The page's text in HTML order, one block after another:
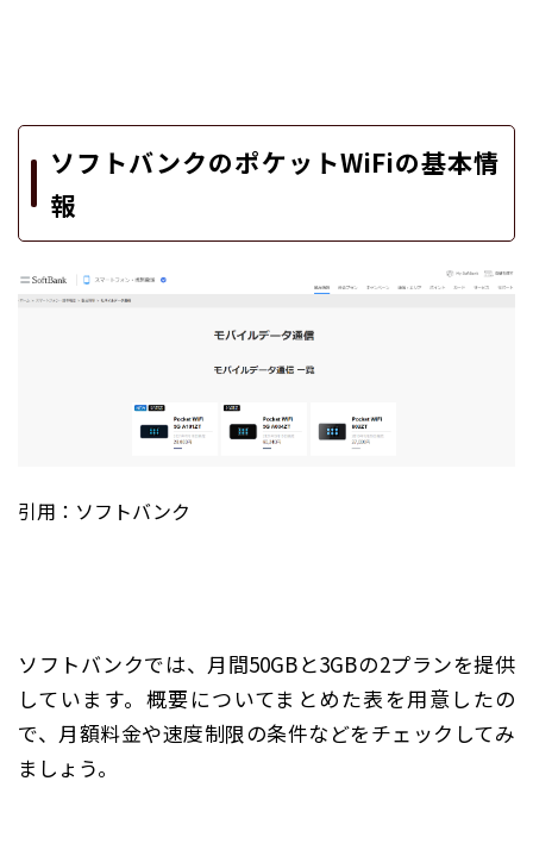
ソフトバンクのポケットWiFiの基本情
報
引用： ソフトバンク
ソフトバンクでは、月間50GBと3GBの2プランを提供
しています。概要についてまとめた表を用意したの
で、月額料金や速度制限の条件などをチェックしてみ
ましょう。